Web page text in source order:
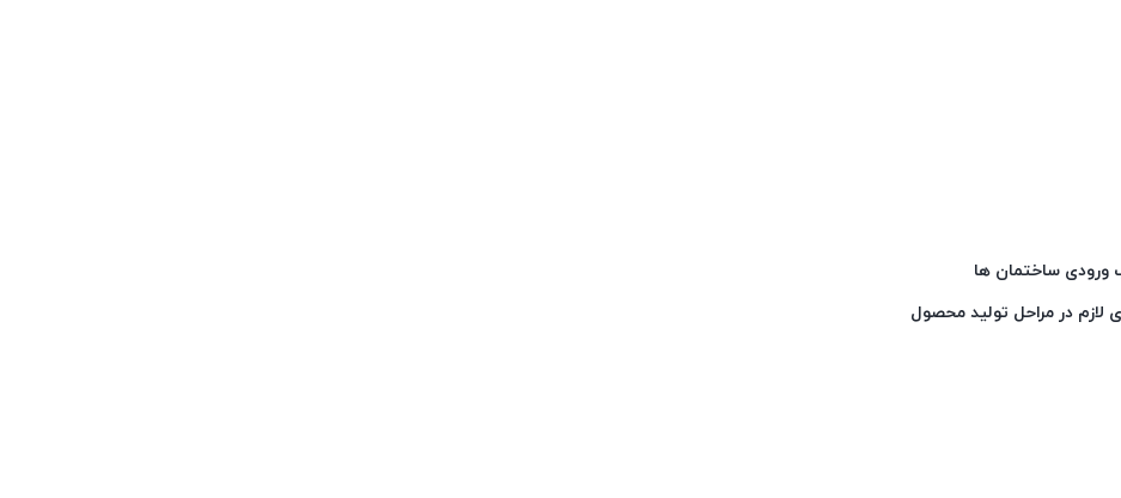
ورودی ساختمان ها
لازم در مراحل تولید محصول